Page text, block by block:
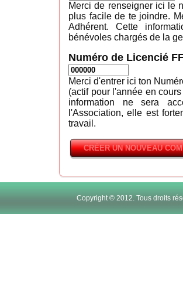
Merci de renseigner ici le
plus facile de te joindre.
Adhérent. Cette
bénévoles chargés de la
Numéro de Licencié
Merci d'entrer ici ton
(actif pour l'année en
information ne sera
l'Association, elle est
travail.
Copyright © 2012. Tous droits